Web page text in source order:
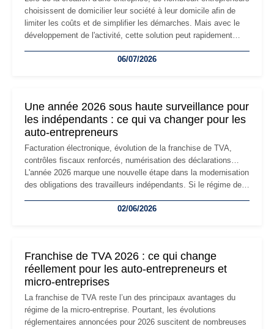
choisissent de domicilier leur société à leur domicile afin de
limiter les coûts et de simplifier les démarches. Mais avec le
développement de l'activité, cette solution peut rapidement
professionnels, recrutement, image de marque… Le
06/07/2026
Une année 2026 sous haute surveillance pour
les indépendants : ce qui va changer pour les
auto-entrepreneurs
Facturation électronique, évolution de la franchise de TVA,
contrôles fiscaux renforcés, numérisation des déclarations…
L'année 2026 marque une nouvelle étape dans la modernisation
des obligations des travailleurs indépendants. Si le régime de
les auto-entrepreneurs devront s'adapter à un environnement
02/06/2026
Franchise de TVA 2026 : ce qui change
réellement pour les auto-entrepreneurs et
micro-entreprises
La franchise de TVA reste l’un des principaux avantages du
régime de la micro-entreprise. Pourtant, les évolutions
réglementaires annoncées pour 2026 suscitent de nombreuses